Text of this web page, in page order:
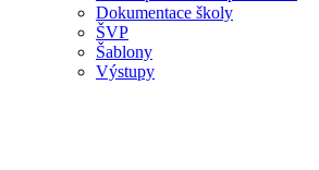
Dokumentace školy
ŠVP
Šablony
Výstupy